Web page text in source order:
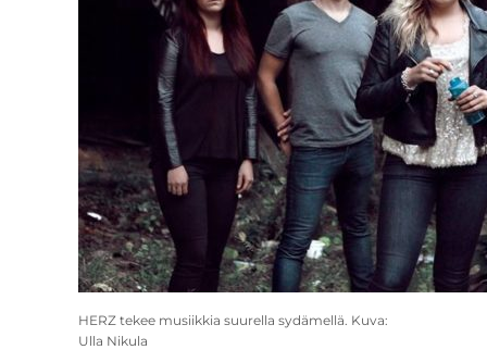
HERZ tekee musiikkia suurella sydämellä. Kuva:
Ulla Nikula